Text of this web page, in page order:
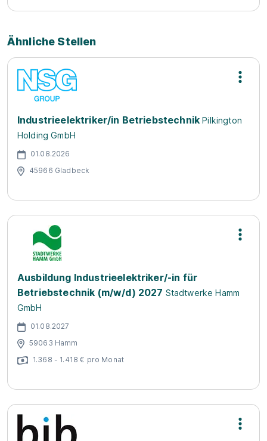
Ähnliche Stellen
Industrieelektriker/in Betriebstechnik Pilkington
Holding GmbH
01.08.2026
45966 Gladbeck
Ausbildung Industrieelektriker/-in für
Betriebstechnik (m/w/d) 2027 Stadtwerke Hamm
GmbH
01.08.2027
59063 Hamm
1.368 - 1.418 € pro Monat